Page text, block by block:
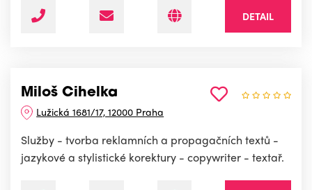
DETAIL
Miloš Cihelka
Lužická 1681/17, 12000 Praha
Služby - tvorba reklamních a propagačních textů -
jazykové a stylistické korektury - copywriter - textař.